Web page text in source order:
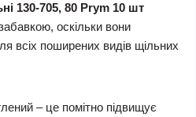
130-705, 80 Prym 10 шт
оскільки вони
всіх поширених видів щільних
– це помітно підвищує